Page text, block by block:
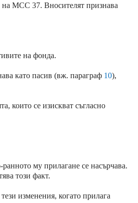
на МСС 37. Вносителят признава
на фонда.
като пасив (вж. параграф 10),
които се изискват съгласно
му прилагане се насърчава.
този факт.
изменения, когато прилага